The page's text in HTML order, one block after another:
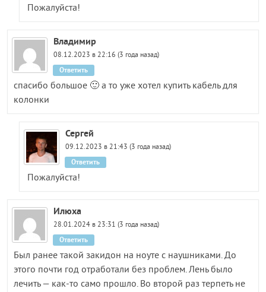
Пожалуйста!
Владимир
08.12.2023 в 22:16 (3 года назад)
спасибо большое 🙂 а то уже хотел купить кабель для
колонки
Ответить
Сергей
09.12.2023 в 21:43 (3 года назад)
Пожалуйста!
Ответить
Илюха
28.01.2024 в 23:31 (3 года назад)
Был ранее такой закидон на ноуте с наушниками. До
этого почти год отработали без проблем. Лень было
лечить — как-то само прошло. Во второй раз терпеть не
Ответить